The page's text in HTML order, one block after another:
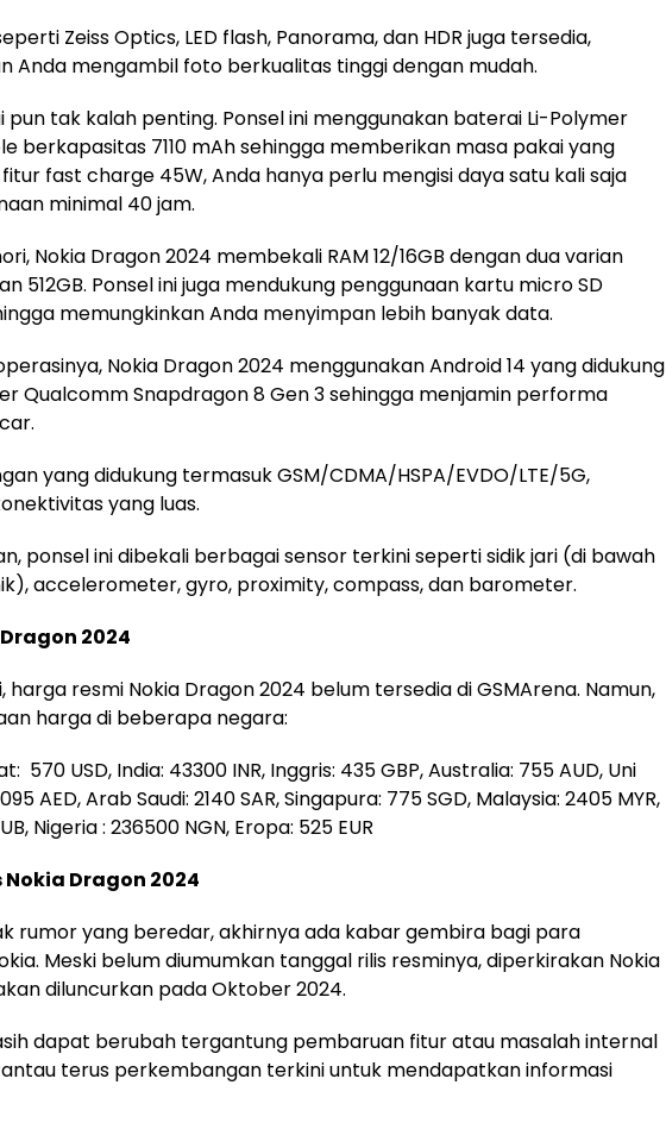
Zeiss Optics, LED flash, Panorama, dan HDR juga tersedia,
Anda mengambil foto berkualitas tinggi dengan mudah.
pun tak kalah penting. Ponsel ini menggunakan baterai Li-Polymer
berkapasitas 7110 mAh sehingga memberikan masa pakai yang
fast charge 45W, Anda hanya perlu mengisi daya satu kali saja
minimal 40 jam.
Nokia Dragon 2024 membekali RAM 12/16GB dengan dua varian
512GB. Ponsel ini juga mendukung penggunaan kartu micro SD
memungkinkan Anda menyimpan lebih banyak data.
Nokia Dragon 2024 menggunakan Android 14 yang didukung
Qualcomm Snapdragon 8 Gen 3 sehingga menjamin performa
yang didukung termasuk GSM/CDMA/HSPA/EVDO/LTE/5G,
yang luas.
ponsel ini dibekali berbagai sensor terkini seperti sidik jari (di bawah
accelerometer, gyro, proximity, compass, dan barometer.
2024
harga resmi Nokia Dragon 2024 belum tersedia di GSMArena. Namun,
harga di beberapa negara:
570 USD, India: 43300 INR, Inggris: 435 GBP, Australia: 755 AUD, Uni
AED, Arab Saudi: 2140 SAR, Singapura: 775 SGD, Malaysia: 2405 MYR,
Nigeria : 236500 NGN, Eropa: 525 EUR
Dragon 2024
rumor yang beredar, akhirnya ada kabar gembira bagi para
Meski belum diumumkan tanggal rilis resminya, diperkirakan Nokia
diluncurkan pada Oktober 2024.
dapat berubah tergantung pembaruan fitur atau masalah internal
terus perkembangan terkini untuk mendapatkan informasi